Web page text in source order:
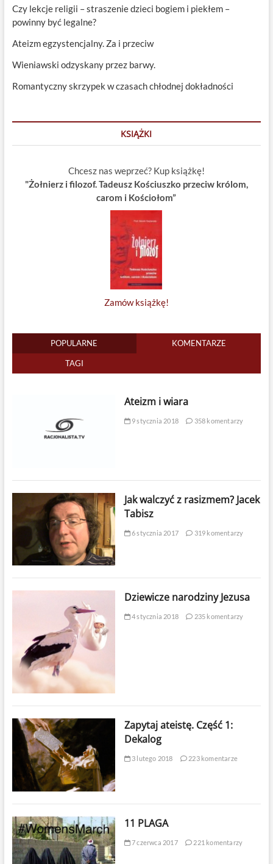
Czy lekcje religii – straszenie dzieci bogiem i piekłem –
powinny być legalne?
Ateizm egzystencjalny. Za i przeciw
Wieniawski odzyskany przez barwy.
Romantyczny skrzypek w czasach chłodnej dokładności
KSIĄŻKI
Chcesz nas weprzeć? Kup książkę!
"Żołnierz i filozof. Tadeusz Kościuszko przeciw królom,
carom i Kościołom”
Zamów książkę!
POPULARNE KOMENTARZE
TAGI
Ateizm i wiara
9 stycznia 2018 358 komentarzy
Jak walczyć z rasizmem? Jacek
Tabisz
6 stycznia 2017 319 komentarzy
Dziewicze narodziny Jezusa
4 stycznia 2018 235 komentarzy
Zapytaj ateistę. Część 1:
Dekalog
3 lutego 2018 223 komentarze
11 PLAGA
7 czerwca 2017 221 komentarzy